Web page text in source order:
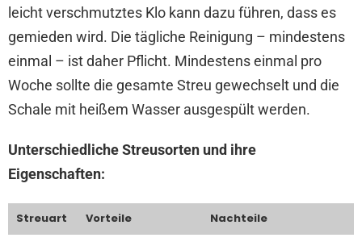
leicht verschmutztes Klo kann dazu führen, dass es
gemieden wird. Die tägliche Reinigung – mindestens
einmal – ist daher Pflicht. Mindestens einmal pro
Woche sollte die gesamte Streu gewechselt und die
Schale mit heißem Wasser ausgespült werden.
Unterschiedliche Streusorten und ihre
Eigenschaften:
Streuart Vorteile Nachteile